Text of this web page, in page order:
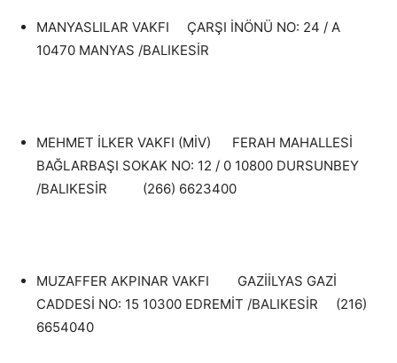
MANYASLILAR VAKFI ÇARŞI İNÖNÜ NO: 24 / A
10470 MANYAS /BALIKESİR
MEHMET İLKER VAKFI (MİV) FERAH MAHALLESİ
BAĞLARBAŞI SOKAK NO: 12 / 0 10800 DURSUNBEY
/BALIKESİR (266) 6623400
MUZAFFER AKPINAR VAKFI GAZİİLYAS GAZİ
CADDESİ NO: 15 10300 EDREMİT /BALIKESİR (216)
6654040